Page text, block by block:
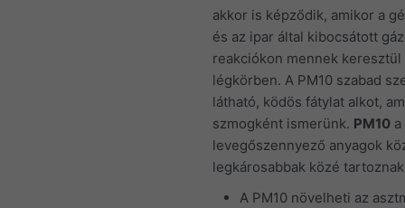
akkor is képződik, amikor a
és az ipar által kibocsátott
reakciókon mennek keresztül
légkörben. A PM10 szabad
látható, ködös fátylat alkot,
szmogként ismerünk. PM10 a
levegőszennyező anyagok
legkárosabbak közé
A PM10 növelheti az